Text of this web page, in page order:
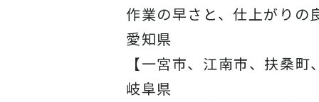
作業の早さと、仕上がりの
愛知県
【一宮市、江南市、扶桑
岐阜県